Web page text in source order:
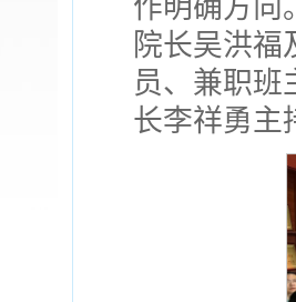
作明确方向
院长吴洪
员、兼职班
长李祥勇主